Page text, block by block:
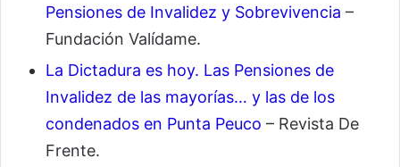
Pensiones de Invalidez y Sobrevivencia –
Fundación Valídame.
La Dictadura es hoy. Las Pensiones de
Invalidez de las mayorías… y las de los
condenados en Punta Peuco – Revista De
Frente.